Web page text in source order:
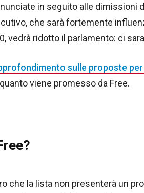
in seguito alle dimissioni
che sarà fortemente
ridotto il parlamento: ci
sulle proposte
viene promesso da Free.
che la lista non presenterà un